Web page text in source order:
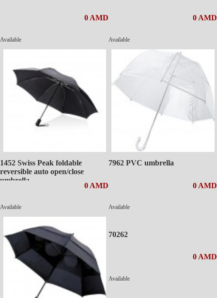
0 AMD
Available
0 AMD
Available
1452 Swiss Peak foldable
reversible auto open/close
umbrella
0 AMD
Available
7962 PVC umbrella
0 AMD
Available
70262
0 AMD
Available